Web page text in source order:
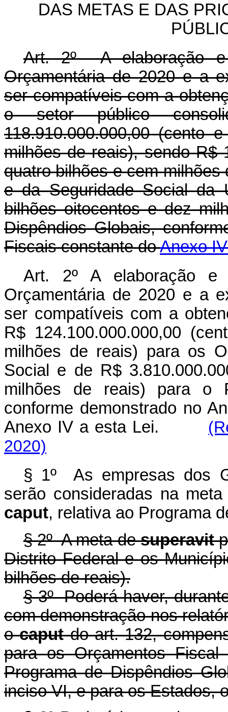
DAS METAS E DAS
Art. 2º
A elaboração
Orçamentária de 2020 e a
ser compatíveis com a
o setor público
118.910.000.000,00 (cento
milhões de reais), sendo R$
quatro bilhões e cem
e da Seguridade Social da
bilhões oitocentos e dez
Dispêndios Globais,
Fiscais constante doAnexo
Art. 2º A elaboração
Orçamentária de 2020 e a
ser compatíveis com a
R$ 124.100.000.000,00
milhões de reais) para os
Social e de R$
milhões de reais) para o
conforme demonstrado no
Anexo IV a esta Lei.
2020)
§ 1º As empresas dos
serão consideradas na
caput, relativa ao Programa
§ 2º A meta desuperavit
Distrito Federal e os
bilhões de reais).
§ 3º Poderá haver,
com demonstração nos
ocaputdo art. 132,
para os Orçamentos
Programa de Dispêndios
inciso VI, e para os Estados,